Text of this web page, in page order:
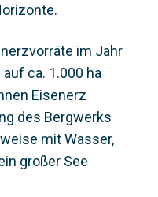
im Jahr
ca. 1.000 ha
Eisenerz
des Bergwerks
mit Wasser,
großer See